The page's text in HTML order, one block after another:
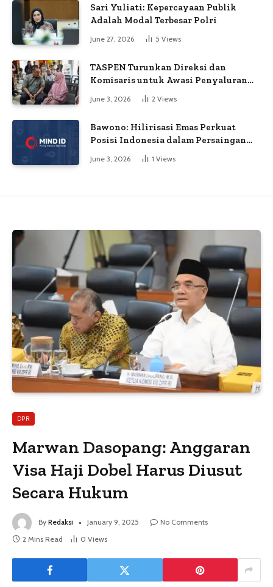
Sari Yuliati: Kepercayaan Publik
Adalah Modal Terbesar Polri
June 27, 2026 5 Views
TASPEN Turunkan Direksi dan
Komisaris untuk Awasi Penyaluran
June 3, 2026 2 Views
Bawono: Hilirisasi Emas Perkuat
Posisi Indonesia dalam Persaingan
Industri Global
June 3, 2026 1 Views
DPR
Marwan Dasopang: Anggaran
Visa Haji Dobel Harus Diusut
Secara Hukum
By Redaksi January 9, 2025
No Comments
2 Mins Read
0 Views